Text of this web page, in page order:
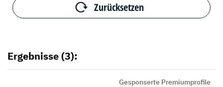
Zurücksetzen
Ergebnisse (3):
Gesponserte Premiumprofile